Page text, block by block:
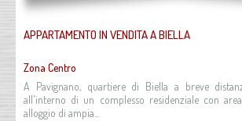
APPARTAMENTO IN VENDITA A BIELLA
Zona Centro
A Pavignano, quartiere di Biella a breve
all'interno di un complesso residenziale con
alloggio di ampia...